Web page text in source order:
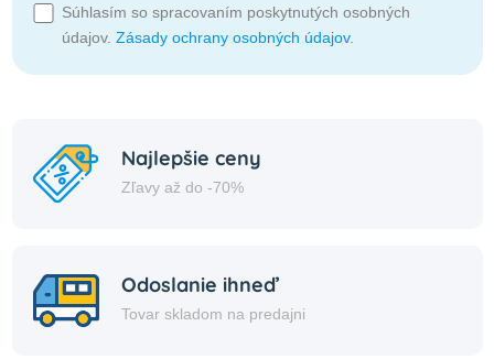
Súhlasím so spracovaním poskytnutých osobných
údajov. Zásady ochrany osobných údajov.
Najlepšie ceny
Zľavy až do -70%
Odoslanie ihneď
Tovar skladom na predajni